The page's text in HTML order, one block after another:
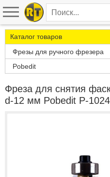
Каталог товаров
Фрезы для ручного фрезера
Pobedit
Фреза для снятия
d-12 мм Pobedit P-